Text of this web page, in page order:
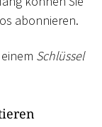
abonnieren.
Schlüssel